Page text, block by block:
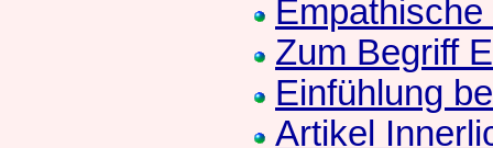
Zum Begriff
Einfühlung
Artikel